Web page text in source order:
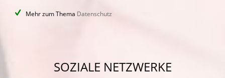
Mehr zum Thema Datenschutz
SOZIALE NETZWERKE